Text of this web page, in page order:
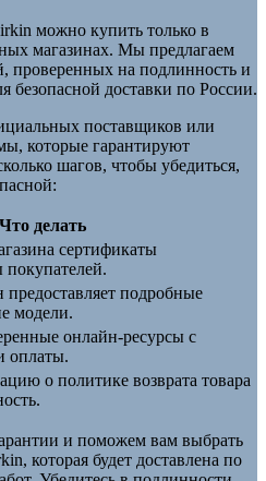
можно купить только в
магазинах. Мы предлагаем
проверенных на подлинность и
безопасной доставки по России.
поставщиков или
которые гарантируют
шагов, чтобы убедиться,
Что делать
сертификаты
предоставляет подробные
модели.
онлайн-ресурсы с
оплаты.
о политике возврата товара
и поможем вам выбрать
которая будет доставлена по